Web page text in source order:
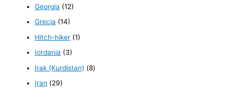
Georgia (12)
Grecia (14)
Hitch-hiker (1)
Iordania (3)
Irak (Kurdistan) (8)
Iran (29)